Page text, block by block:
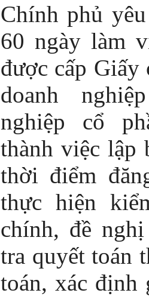
Chính phủ
60 ngày làm
được cấp Giấy
doanh
nghiệp cổ
thành việc lập
thời điểm
thực hiện
chính, đề
tra quyết toán
toán, xác định